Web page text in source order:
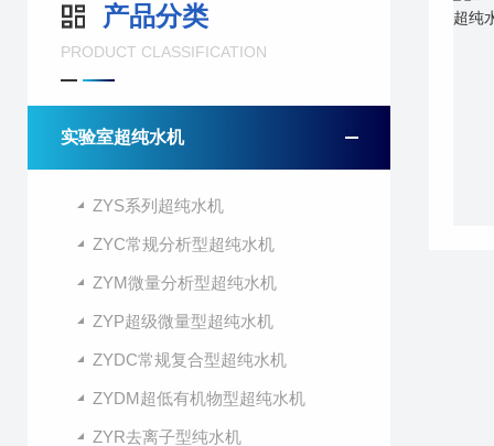
产品分类
PRODUCT CLASSIFICATION
实验室超纯水机
ZYS系列超纯水机
ZYC常规分析型超纯水机
ZYM微量分析型超纯水机
ZYP超级微量型超纯水机
ZYDC常规复合型超纯水机
ZYDM超低有机物型超纯水机
ZYR去离子型纯水机